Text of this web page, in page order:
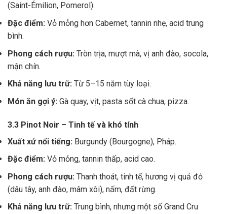
(Saint-Émilion, Pomerol).
Đặc điểm: Vỏ mỏng hơn Cabernet, tannin nhẹ, acid trung
bình.
Phong cách rượu: Tròn trịa, mượt mà, vị anh đào, socola,
mận chín.
Khả năng lưu trữ: Từ 5–15 năm tùy loại.
Món ăn gợi ý: Gà quay, vịt, pasta sốt cà chua, pizza.
3.3 Pinot Noir – Tinh tế và khó tính
Xuất xứ nổi tiếng: Burgundy (Bourgogne), Pháp.
Đặc điểm: Vỏ mỏng, tannin thấp, acid cao.
Phong cách rượu: Thanh thoát, tinh tế, hương vị quả đỏ
(dâu tây, anh đào, mâm xôi), nấm, đất rừng.
Khả năng lưu trữ: Trung bình, nhưng một số Grand Cru